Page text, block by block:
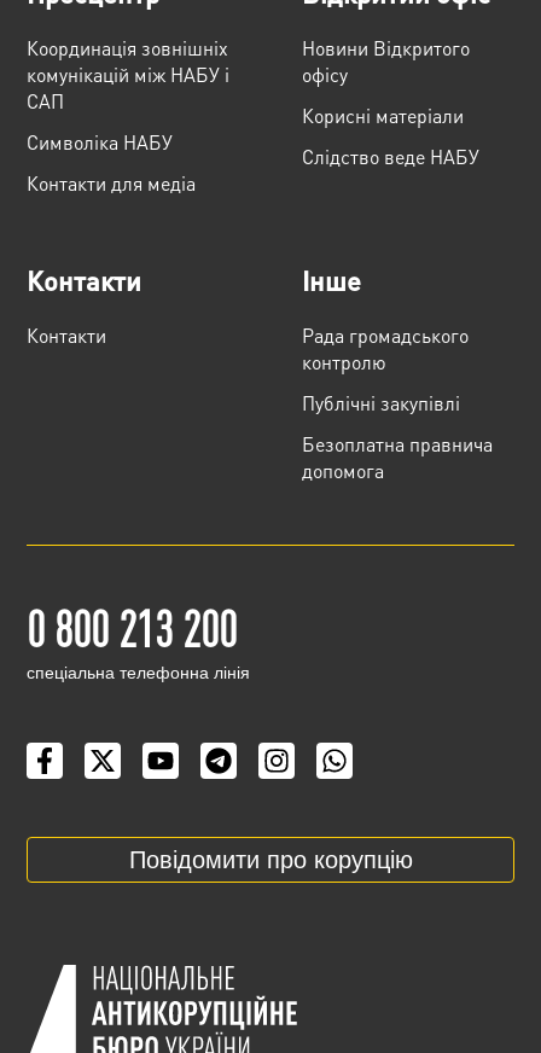
Координація зовнішніх
комунікацій між НАБУ і
САП
Cимволіка НАБУ
Контакти для медіа
Новини Відкритого
офісу
Корисні матеріали
Слідство веде НАБУ
Контакти
Контакти
Інше
Рада громадського
контролю
Публічні закупівлі
Безоплатна правнича
допомога
0 800 213 200
cпеціальна телефонна лінія
Повідомити про корупцію